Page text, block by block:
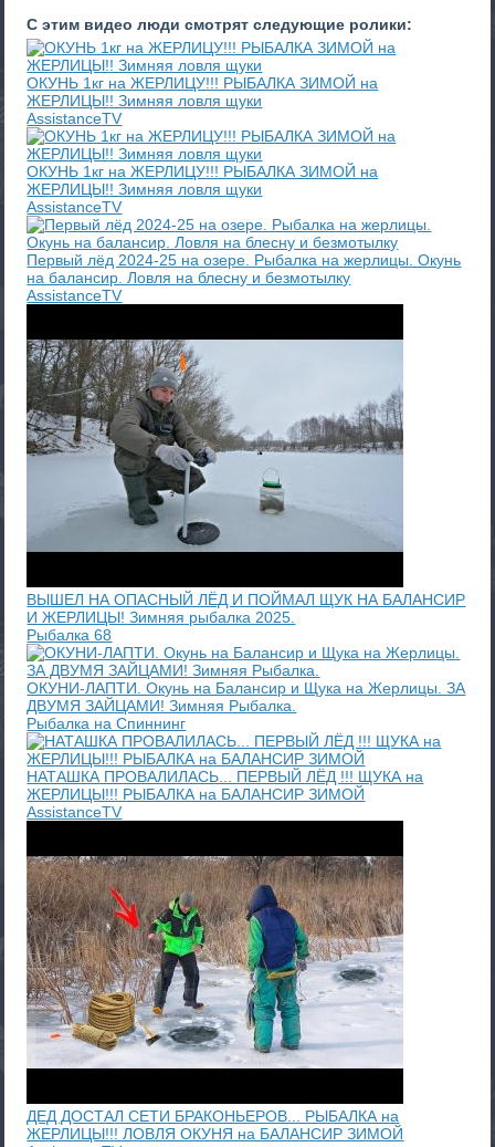
С этим видео люди смотрят следующие ролики:
ОКУНЬ 1кг на ЖЕРЛИЦУ!!! РЫБАЛКА ЗИМОЙ на
ЖЕРЛИЦЫ!! Зимняя ловля щуки
AssistanceTV
ОКУНЬ 1кг на ЖЕРЛИЦУ!!! РЫБАЛКА ЗИМОЙ на
ЖЕРЛИЦЫ!! Зимняя ловля щуки
AssistanceTV
Первый лёд 2024-25 на озере. Рыбалка на жерлицы. Окунь
на балансир. Ловля на блесну и безмотылку
AssistanceTV
ВЫШЕЛ НА ОПАСНЫЙ ЛЁД И ПОЙМАЛ ЩУК НА БАЛАНСИР
И ЖЕРЛИЦЫ! Зимняя рыбалка 2025.
Рыбалка 68
ОКУНИ-ЛАПТИ. Окунь на Балансир и Щука на Жерлицы. ЗА
ДВУМЯ ЗАЙЦАМИ! Зимняя Рыбалка.
Рыбалка на Спиннинг
НАТАШКА ПРОВАЛИЛАСЬ... ПЕРВЫЙ ЛЁД !!! ЩУКА на
ЖЕРЛИЦЫ!!! РЫБАЛКА на БАЛАНСИР ЗИМОЙ
AssistanceTV
ДЕД ДОСТАЛ СЕТИ БРАКОНЬЕРОВ... РЫБАЛКА на
ЖЕРЛИЦЫ!!! ЛОВЛЯ ОКУНЯ на БАЛАНСИР ЗИМОЙ